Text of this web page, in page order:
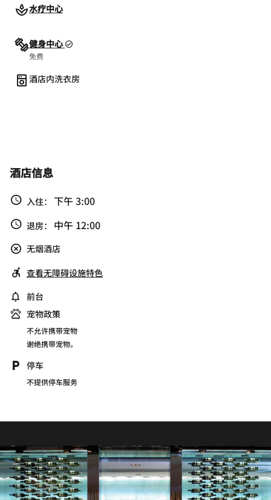
水疗中心
健身中心
免费
酒店内洗衣房
酒店信息
入住： 下午 3:00
退房： 中午 12:00
无烟酒店
查看无障碍设施特色
前台
宠物政策
不允许携带宠物
谢绝携带宠物。
停车
不提供停车服务